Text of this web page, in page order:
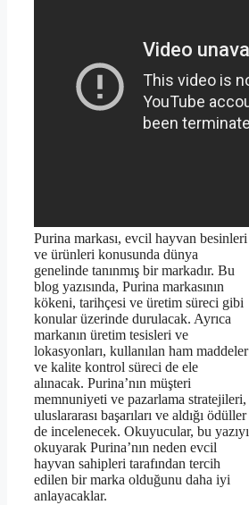
Purina markası, evcil hayvan besinleri
ve ürünleri konusunda dünya
genelinde tanınmış bir markadır. Bu
blog yazısında, Purina markasının
kökeni, tarihçesi ve üretim süreci gibi
konular üzerinde durulacak. Ayrıca
markanın üretim tesisleri ve
lokasyonları, kullanılan ham maddeler
ve kalite kontrol süreci de ele
alınacak. Purina’nın müşteri
memnuniyeti ve pazarlama stratejileri,
uluslararası başarıları ve aldığı ödüller
de incelenecek. Okuyucular, bu yazıyı
okuyarak Purina’nın neden evcil
hayvan sahipleri tarafından tercih
edilen bir marka olduğunu daha iyi
anlayacaklar.